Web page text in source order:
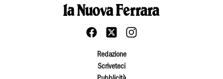
Redazione
Scriveteci